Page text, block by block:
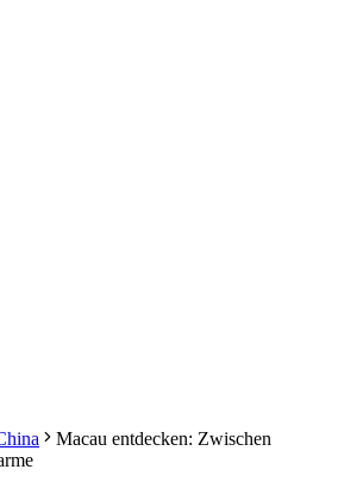
Macau entdecken: Zwischen